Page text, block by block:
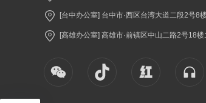
[台中办公室] 台中市·西区台湾大道二段2号
[高雄办公室] 高雄市·前镇区中山二路2号18